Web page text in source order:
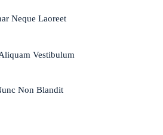
Neque Laoreet
Vestibulum
Non Blandit